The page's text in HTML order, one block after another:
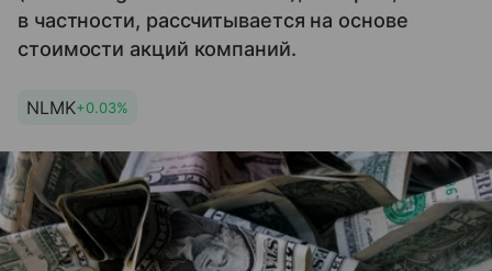
в частности, рассчитывается на основе
стоимости акций компаний.
NLMK+0.03%